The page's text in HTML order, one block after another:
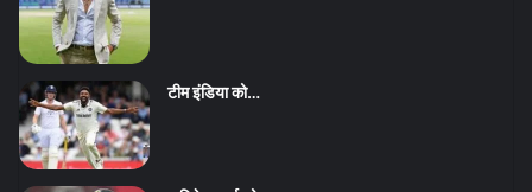
टीम इंडिया को…